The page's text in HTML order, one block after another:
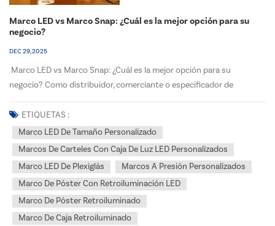
Marco LED vs Marco Snap: ¿Cuál es la mejor opción para su
negocio?
DEC 29, 2025
Marco LED vs Marco Snap: ¿Cuál es la mejor opción para su
negocio? Como distribuidor, comerciante o especificador de
proyectos en la industria de la señalización y la exhibición, elegir los
productos adecuados para sus clientes es crucial. Dos soluciones
populares para exhibiciones visuales de alto...
ETIQUETAS :
Marco LED De Tamaño Personalizado
Marcos De Carteles Con Caja De Luz LED Personalizados
Marco LED De Plexiglás
Marcos A Presión Personalizados
Marco De Póster Con Retroiluminación LED
Marco De Póster Retroiluminado
Marco De Caja Retroiluminado